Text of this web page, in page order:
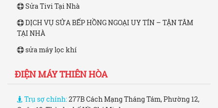
Sửa Tivi Tại Nhà
DỊCH VỤ SỬA BẾP HỒNG NGOẠI UY TÍN – TẬN TÂM
TẠI NHÀ
sửa máy lọc khí
ĐIỆN MÁY THIÊN HÒA
Trụ sợ chính:277B Cách Mạng Tháng Tám, Phường 12,